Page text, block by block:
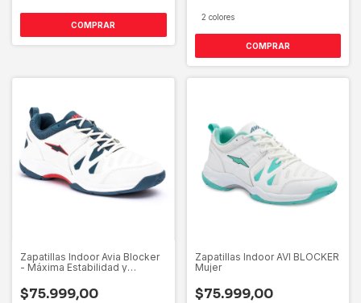
COMPRAR
2 colores
COMPRAR
Zapatillas Indoor Avia Blocker
- Máxima Estabilidad y
$75.999,00
Zapatillas Indoor AVI BLOCKER
Mujer
$75.999,00